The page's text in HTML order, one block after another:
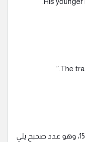
“فيفتين” تعني العدد 15، وهو عدد صحيح يلي